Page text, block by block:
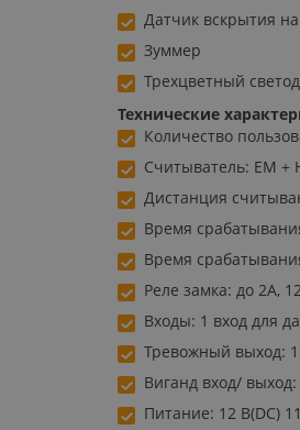
Датчик вскрытия
Зуммер
Трехцветный
Технические
Количество
Считыватель: ЕМ +
Дистанция
Время
Время
Реле замка: до 2А,
Входы: 1 вход для
Тревожный выход: 1
Виганд вход/
Питание: 12 В(DC)